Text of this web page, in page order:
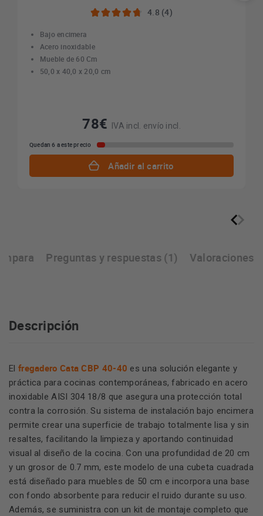
4.8 (4)
Bajo encimera
Acero inoxidable
Mueble de 60 Cm
50,0 x 40,0 x 20,0 cm
78€ IVA incl. envío incl.
Quedan 6 a este precio
Añadir al carrito
Preguntas y respuestas (1) Valoraciones
Descripción
El fregadero Cata CBP 40-40 es una solución elegante y
práctica para cocinas contemporáneas, fabricado en acero
inoxidable AISI 304 18/8 que asegura una protección total
contra la corrosión. Su sistema de instalación bajo encimera
permite crear una superficie de trabajo totalmente lisa y sin
resaltes, facilitando la limpieza y aportando continuidad
visual al diseño de la cocina. Con una profundidad de 20 cm
y un grosor de 0.7 mm, este modelo de una cubeta cuadrada
está diseñado para muebles de 50 cm e incorpora una base
con fondo absorbente para reducir el ruido durante su uso.
Además, se suministra con un kit de montaje completo que